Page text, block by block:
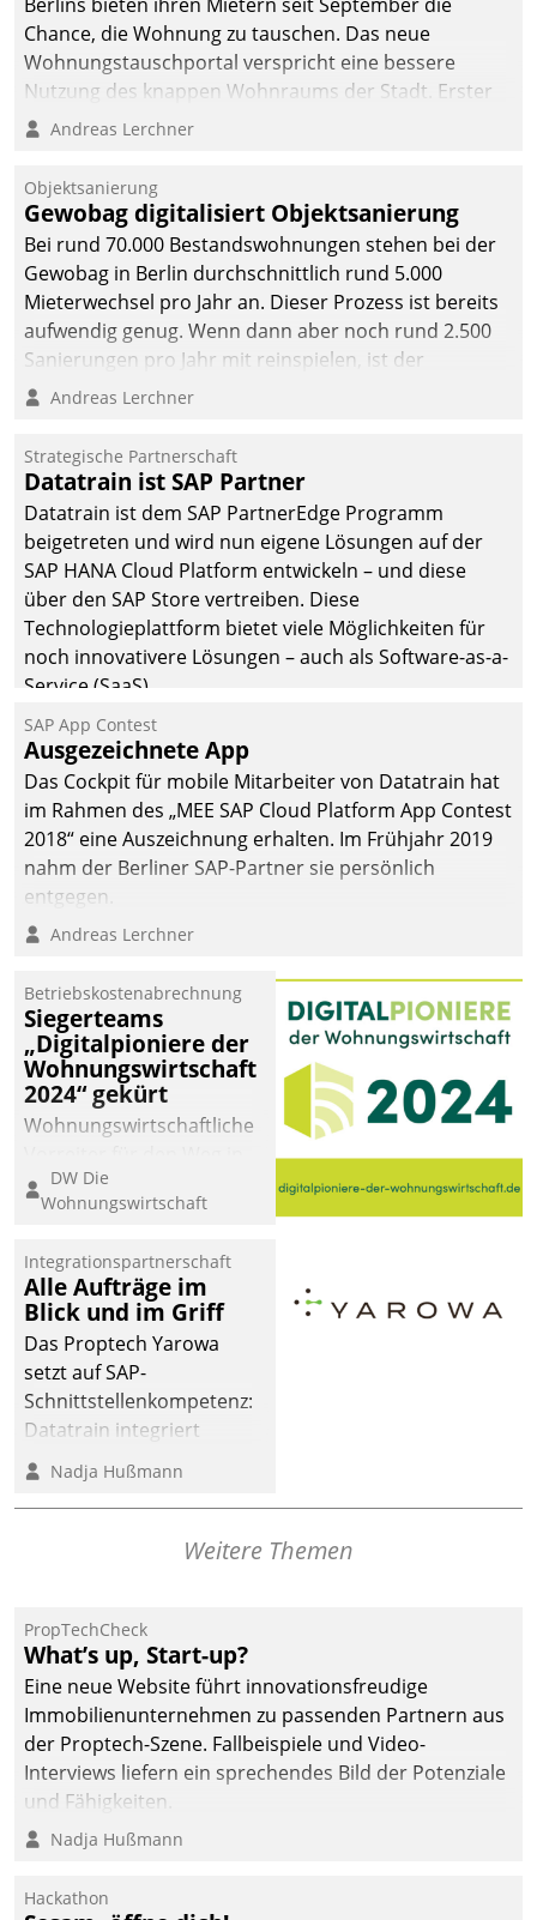
Chance, die Wohnung zu tauschen. Das neue
Wohnungstauschportal verspricht eine bessere
Nutzung des knappen Wohnraums der Stadt. Erster
Anwendungsfall für Datatrains Lösung API-Hub mit
Unternehmen.
Andreas Lerchner
Objektsanierung
Gewobag digitalisiert Objektsanierung
Bei rund 70.000 Bestandswohnungen stehen bei der
Gewobag in Berlin durchschnittlich rund 5.000
Mieterwechsel pro Jahr an. Dieser Prozess ist bereits
aufwendig genug. Wenn dann aber noch rund 2.500
Sanierungen pro Jahr mit reinspielen, ist der
Betreuungs- und Organisationsaufwand immens. Im
kommunale Wohnungsbauunternehmen daher
gemeinsam mit der Berliner Datatrain GmbH den
Teilprozess der Objektsanierung digitalisiert.
Andreas Lerchner
Strategische Partnerschaft
Datatrain ist SAP Partner
Datatrain ist dem SAP PartnerEdge Programm
beigetreten und wird nun eigene Lösungen auf der
SAP HANA Cloud Platform entwickeln – und diese
über den SAP Store vertreiben. Diese
Technologieplattform bietet viele Möglichkeiten für
noch innovativere Lösungen – auch als Software-as-a-
Service (SaaS).
SAP App Contest
Ausgezeichnete App
Das Cockpit für mobile Mitarbeiter von Datatrain hat
im Rahmen des „MEE SAP Cloud Platform App Contest
2018“ eine Auszeichnung erhalten. Im Frühjahr 2019
nahm der Berliner SAP-Partner sie persönlich
entgegen.
Andreas Lerchner
Betriebskostenabrechnung
Siegerteams
„Digitalpioniere der
Wohnungswirtschaft
2024“ gekürt
Wohnungswirtschaftliche
eine digitale Zukunft zu
finden, ist das Ziel des
der
Wohnungswirtschaft“.
Bewerben können sich
dafür ein Team
bestehend aus
Wohnungsunternehmen
und PropTech.
DW Die
Wohnungswirtschaft
Integrationspartnerschaft
Alle Aufträge im
Blick und im Griff
Das Proptech Yarowa
setzt auf SAP-
Schnittstellenkompetenz:
Datatrain integriert
Yarowas Portal zur
Vergabe und Verwaltung
von Aufträgen der
deutscher
Wohnungsunternehmen
– und beschleunigt damit
den Weg vom
Mieteranliegen zum
Dienstleisterauftrag.
Nadja Hußmann
Weitere Themen
PropTechCheck
What’s up, Start-up?
Eine neue Website führt innovationsfreudige
Immobilienunternehmen zu passenden Partnern aus
der Proptech-Szene. Fallbeispiele und Video-
Interviews liefern ein sprechendes Bild der Potenziale
und Fähigkeiten.
Nadja Hußmann
Hackathon